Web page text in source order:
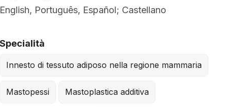
English, Português, Español; Castellano
Specialità
Innesto di tessuto adiposo nella regione mammaria
Mastopessi Mastoplastica additiva